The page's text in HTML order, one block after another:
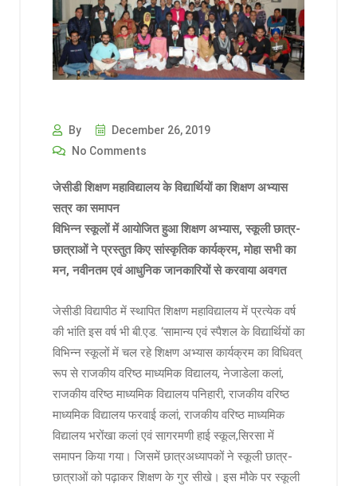
By
December 26, 2019
No Comments
जेसीडी शिक्षण महाविद्यालय के विद्यार्थियों का शिक्षण अभ्यास
सत्र का समापन
विभिन्न स्कूलों में आयोजित हुआ शिक्षण अभ्यास, स्कूली छात्र-
छात्राओं ने प्रस्तुत किए सांस्कृतिक कार्यक्रम, मोहा सभी का
मन, नवीनतम एवं आधुनिक जानकारियों से करवाया अवगत
जेसीडी विद्यापीठ में स्थापित शिक्षण महाविद्यालय में प्रत्येक वर्ष
की भांति इस वर्ष भी बी.एड. ‘सामान्य एवं स्पैशल के विद्यार्थियों का
विभिन्न स्कूलों में चल रहे शिक्षण अभ्यास कार्यक्रम का विधिवत्
रूप से राजकीय वरिष्ठ माध्यमिक विद्यालय, नेजाडेला कलां,
राजकीय वरिष्ठ माध्यमिक विद्यालय पनिहारी, राजकीय वरिष्ठ
माध्यमिक विद्यालय फरवाई कलां, राजकीय वरिष्ठ माध्यमिक
विद्यालय भरोंखा कलां एवं सागरमणी हाई स्कूल,सिरसा में
समापन किया गया। जिसमें छात्रअध्यापकों ने स्कूली छात्र-
छात्राओं को पढ़ाकर शिक्षण के गुर सीखे। इस मौके पर स्कूली